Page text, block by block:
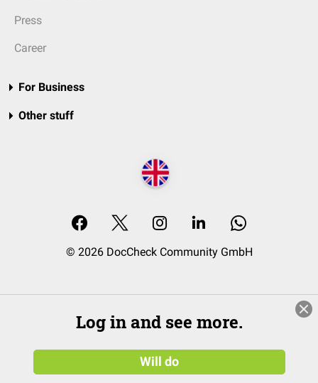
Press
Career
For Business
Other stuff
© 2026 DocCheck Community GmbH
Log in and see more.
Will do